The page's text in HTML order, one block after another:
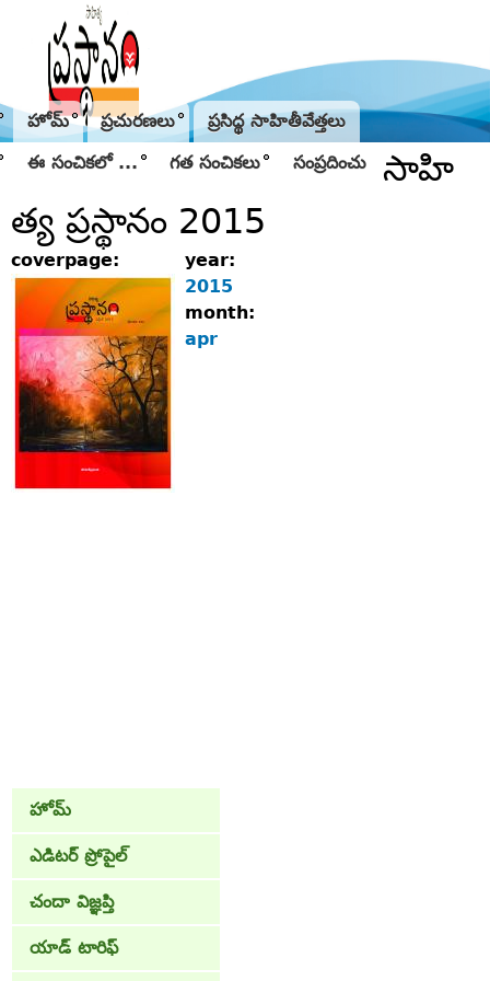
హోమ్ ప్రచురణలు ప్రసిద్థ సాహితీవేత్తలు
ఈ సంచికలో ... గత సంచికలు సంప్రదించు
సాహి
త్య ప్రస్థానం 2015
coverpage:
year:
2015
month:
apr
హోమ్
ఎడిటర్ ప్రోపైల్
చందా విజ్ఞప్తి
యాడ్ టారిఫ్